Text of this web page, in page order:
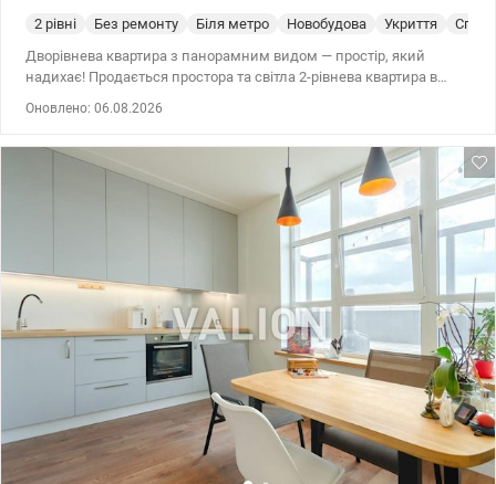
2 рівні Без ремонту Біля метро Новобудова Укриття
Дворівнева квартира з панорамним видом — простір, який
надихає! Продається простора та світла 2-рівнева квартира в
цінує комфорт, стиль та можливість створити інтер’єр своєї мрії.
природного світла — великі панорамні вікна з видом на місто —
зручне зонування: окремо для життя, роботи й відпочинку —
стан після будівельників: стяжка, штукатурка, всі комунікації
підведені — автономне опалення, встановлені радіатори —
лічильники на воду, тепло та електроенергію Бонус для нового
власника — готовий дизайн-проєкт у подарунок! Додатково є
можливість облаштувати власну терасу або lounge-зону на даху.
Про будинок: ✔ сучасний заселений комплекс із червоної цегли
✔ швидкісні ліфти ✔ підземний паркінг на 150 місць ✔
консьєрж та надійна система безпеки Локація: Поруч ТРЦ
Promenada Center, «Сільпо», транспорт біля будинку. До центру
Києва — лише 10 хвилин на авто. Телефонуйте, щоб дізнатися
більше та домовитися про перегляд! Ціна 145 000 у.о. Андрій
0673205847 valion/1150418
Оновлено: 06.08.2026